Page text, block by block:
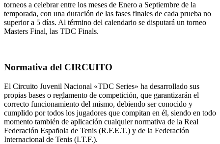
torneos a celebrar entre los meses de Enero a Septiembre de la
temporada, con una duración de las fases finales de cada prueba no
superior a 5 días. Al término del calendario se disputará un torneo
Masters Final, las TDC Finals.
Normativa del CIRCUITO
El Circuito Juvenil Nacional «TDC Series» ha desarrollado sus
propias bases o reglamento de competición, que garantizarán el
correcto funcionamiento del mismo, debiendo ser conocido y
cumplido por todos los jugadores que compitan en él, siendo en todo
momento también de aplicación cualquier normativa de la Real
Federación Española de Tenis (R.F.E.T.) y de la Federación
Internacional de Tenis (I.T.F.).